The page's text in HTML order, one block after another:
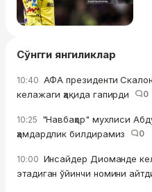
Сўнгги янгиликлар
10:40 АФА президенти
келажаги ҳақида гапирди
0
10:25 "Навбаҳор" мухлиси
ҳамдардлик билдирамиз
0
10:00 Инсайдер Диоманде
этадиган ўйинчи номини